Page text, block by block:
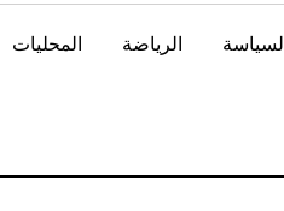
السياسة الرياضة المحليات